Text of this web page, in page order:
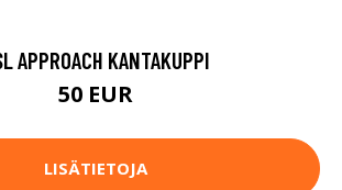
APPROACH KANTAKUPPI
50 EUR
LISÄTIETOJA